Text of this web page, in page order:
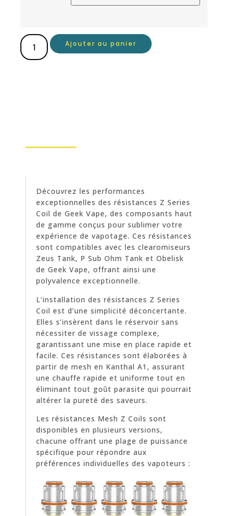
Ajouter au panier
Découvrez les performances
exceptionnelles des résistances Z Series
Coil de Geek Vape, des composants haut
de gamme conçus pour sublimer votre
expérience de vapotage. Ces résistances
sont compatibles avec les clearomiseurs
Zeus Tank, P Sub Ohm Tank et Obelisk
de Geek Vape, offrant ainsi une
polyvalence exceptionnelle.
L’installation des résistances Z Series
Coil est d’une simplicité déconcertante.
Elles s’insèrent dans le réservoir sans
nécessiter de vissage complexe,
garantissant une mise en place rapide et
facile. Ces résistances sont élaborées à
partir de mesh en Kanthal A1, assurant
une chauffe rapide et uniforme tout en
éliminant tout goût parasite qui pourrait
altérer la pureté des saveurs.
Les résistances Mesh Z Coils sont
disponibles en plusieurs versions,
chacune offrant une plage de puissance
spécifique pour répondre aux
préférences individuelles des vapoteurs :